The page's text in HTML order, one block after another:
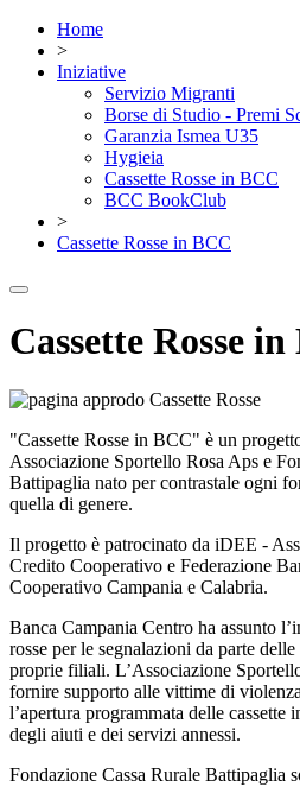
Home
>
Iniziative
Servizio Migranti
Borse di Studio - Premi
Garanzia Ismea U35
Hygieia
Cassette Rosse in BCC
BCC BookClub
>
Cassette Rosse in BCC
Cassette Rosse in
"Cassette Rosse in BCC" è un
Associazione Sportello Rosa Aps e
Battipaglia nato per contrastale ogni
quella di genere.
Il progetto è patrocinato da iDEE -
Credito Cooperativo e Federazione
Cooperativo Campania e Calabria.
Banca Campania Centro ha assunto
rosse per le segnalazioni da parte
proprie filiali. L’Associazione
fornire supporto alle vittime di
l’apertura programmata delle cassette
degli aiuti e dei servizi annessi.
Fondazione Cassa Rurale Battipaglia